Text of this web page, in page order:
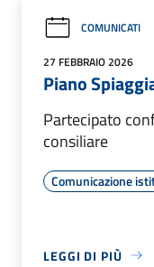
COMUNICATI
27 FEBBRAIO 2026
Piano
Partecipato
consiliare
Comunicazione
LEGGI DI PIÙ